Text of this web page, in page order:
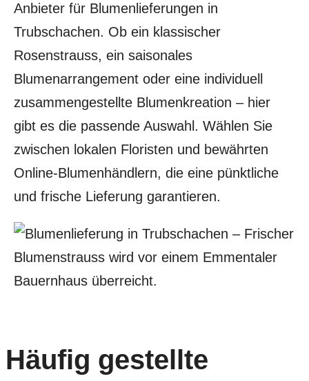
Anbieter für Blumenlieferungen in
Trubschachen. Ob ein klassischer
Rosenstrauss, ein saisonales
Blumenarrangement oder eine individuell
zusammengestellte Blumenkreation – hier
gibt es die passende Auswahl. Wählen Sie
zwischen lokalen Floristen und bewährten
Online-Blumenhändlern, die eine pünktliche
und frische Lieferung garantieren.
Häufig gestellte